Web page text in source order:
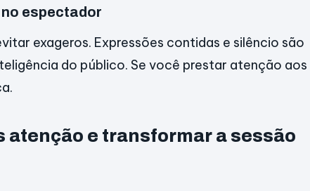
espectador
exageros. Expressões contidas e silêncio são
do público. Se você prestar atenção aos
atenção e transformar a sessão